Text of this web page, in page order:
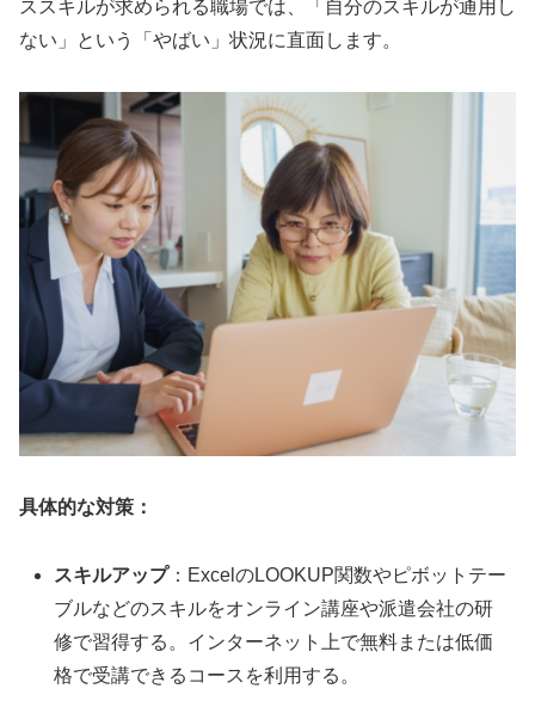
ススキルが求められる職場では、「自分のスキルが通用し
ない」という「やばい」状況に直面します。
具体的な対策：
スキルアップ：ExcelのLOOKUP関数やピボットテー
ブルなどのスキルをオンライン講座や派遣会社の研
修で習得する。インターネット上で無料または低価
格で受講できるコースを利用する。